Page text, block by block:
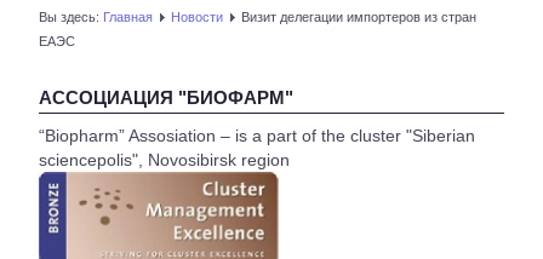
ОБ АССОЦИАЦИИ
ЧЛЕНЫ АССОЦИАЦИИ
НОВОСТИ
АКТУАЛЬНОЕ
Вы здесь: Главная Новости
Визит делегации импортеров из стран
ЕАЭС
АССОЦИАЦИЯ "БИОФАРМ"
“Biopharm” Assosiation – is a part of the cluster "Siberian
sciencepolis", Novosibirsk region